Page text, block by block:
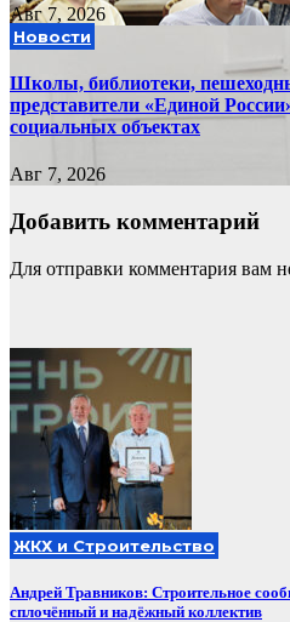
Авг 7, 2026
Новости
Школы, библиотеки,
представители «Единой
социальных объектах
Авг 7, 2026
Добавить комментарий
Для отправки комментария вам
ЖКХ и Строительство
Андрей Травников: Строительное
сплочённый и надёжный коллектив